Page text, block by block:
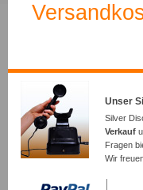
Unser
Silver
Verkauf
Fragen
Wir